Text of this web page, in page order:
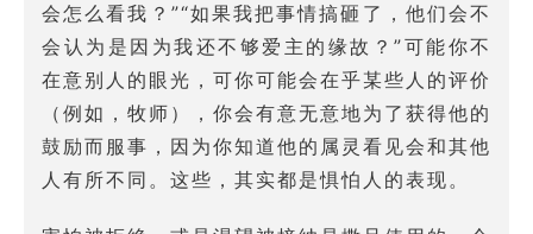
会怎么看我？”“如果我把事情搞砸了，他们会不
会认为是因为我还不够爱主的缘故？”可能你不
在意别人的眼光，可你可能会在乎某些人的评价
（例如，牧师），你会有意无意地为了获得他的
鼓励而服事，因为你知道他的属灵看见会和其他
人有所不同。这些，其实都是惧怕人的表现。